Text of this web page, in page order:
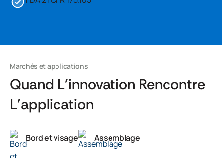
Marchés et applications
Quand L'innovation Rencontre
L'application
Bord et visage Assemblage